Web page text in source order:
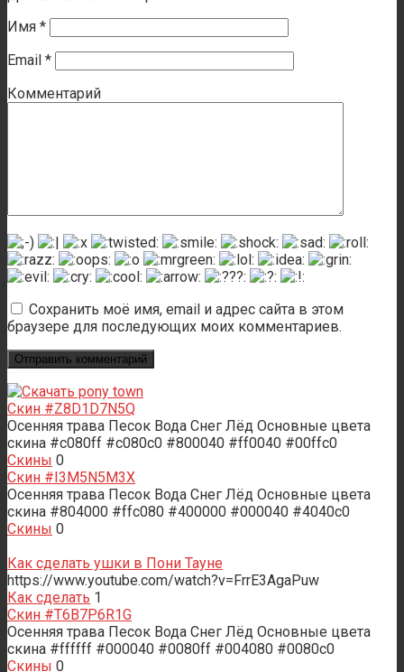
Имя *
Email *
Комментарий
Сохранить моё имя, email и адрес сайта в этом
браузере для последующих моих комментариев.
Скин #Z8D1D7N5Q
Осенняя трава Песок Вода Снег Лёд Основные цвета
скина #c080ff #c080c0 #800040 #ff0040 #00ffc0
Скины 0
Скин #I3M5N5M3X
Осенняя трава Песок Вода Снег Лёд Основные цвета
скина #804000 #ffc080 #400000 #000040 #4040c0
Скины 0
Как сделать ушки в Пони Тауне
https://www.youtube.com/watch?v=FrrE3AgaPuw
Как сделать 1
Скин #T6B7P6R1G
Осенняя трава Песок Вода Снег Лёд Основные цвета
скина #ffffff #000040 #0080ff #004080 #0080c0
Скины 0